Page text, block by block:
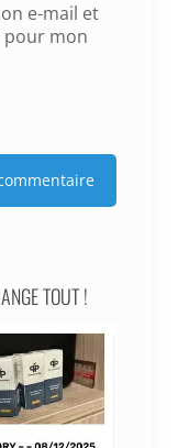
e-mail et
pour mon
TOUT !